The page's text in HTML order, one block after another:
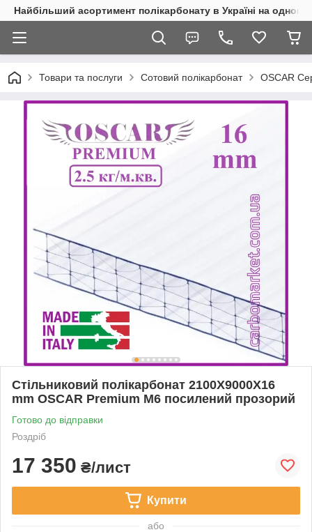
Найбільший асортимент полікарбонату в Україні на одному
Товари та послуги Сотовий полікарбонат OSCAR
Стільниковий полікарбонат 2100Х9000Х16
mm OSCAR Premium M6 посилений прозорий
Готово до відправки
Роздріб
17 350 ₴/лист
Купити
або